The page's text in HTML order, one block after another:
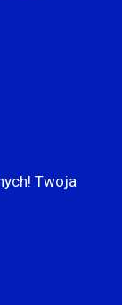
Twoja